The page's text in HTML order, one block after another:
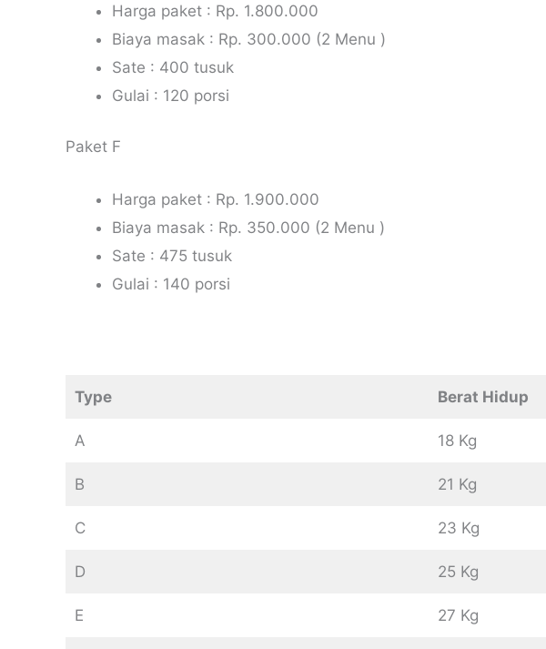
Harga paket : Rp. 1.800.000
Biaya masak : Rp. 300.000 (2 Menu )
Sate : 400 tusuk
Gulai : 120 porsi
Paket F
Harga paket : Rp. 1.900.000
Biaya masak : Rp. 350.000 (2 Menu )
Sate : 475 tusuk
Gulai : 140 porsi
Type Berat Hidup
A 18 Kg
B 21 Kg
C 23 Kg
D 25 Kg
E 27 Kg